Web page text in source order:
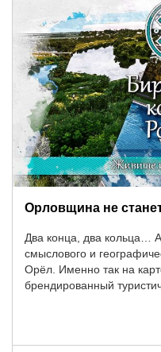
Орловщина не
Два конца, два кольца…
смыслового и
Орёл. Именно так на
брендированный